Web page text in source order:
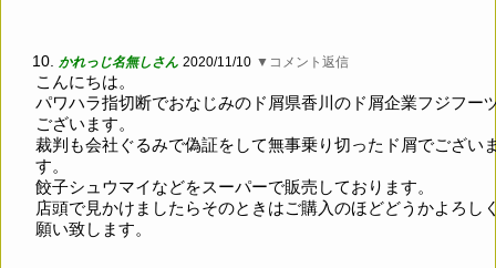
10. かれっじ名無しさん 2020/11/10 ▼コメント返信
こんにちは。
パワハラ指切断でおなじみのド屑県香川のド屑企業フジフー
ございます。
裁判も会社ぐるみで偽証をして無事乗り切ったド屑でござい
す。
餃子シュウマイなどをスーパーで販売しております。
店頭で見かけましたらそのときはご購入のほどどうかよろし
願い致します。